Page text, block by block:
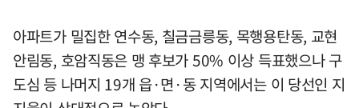
아파트가 밀집한 연수동, 칠금금릉동, 목행용탄동, 교현
안림동, 호암직동은 맹 후보가 50% 이상 득표했으나 구
도심 등 나머지 19개 읍·면·동 지역에서는 이 당선인 지